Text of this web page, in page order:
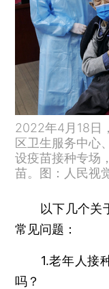
2022年4月18日
区卫生服务中心
设疫苗接种专场
苗。图：人民视
以下几个关于
常见问题：
1.老年人接
吗？